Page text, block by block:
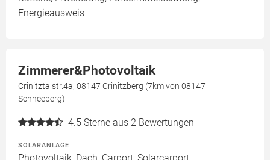
Energieausweis
Zimmerer&Photovoltaik
Crinitztalstr.4a, 08147 Crinitzberg (7km von 08147
Schneeberg)
4.5 Sterne aus 2 Bewertungen
SOLARANLAGE